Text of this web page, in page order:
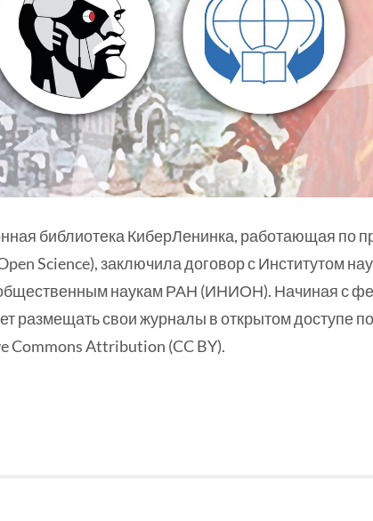
библиотека КиберЛенинка, работающая по
Science), заключила договор с Институтом
наукам РАН (ИНИОН). Начиная с
размещать свои журналы в открытом доступе
Commons Attribution (CC BY).